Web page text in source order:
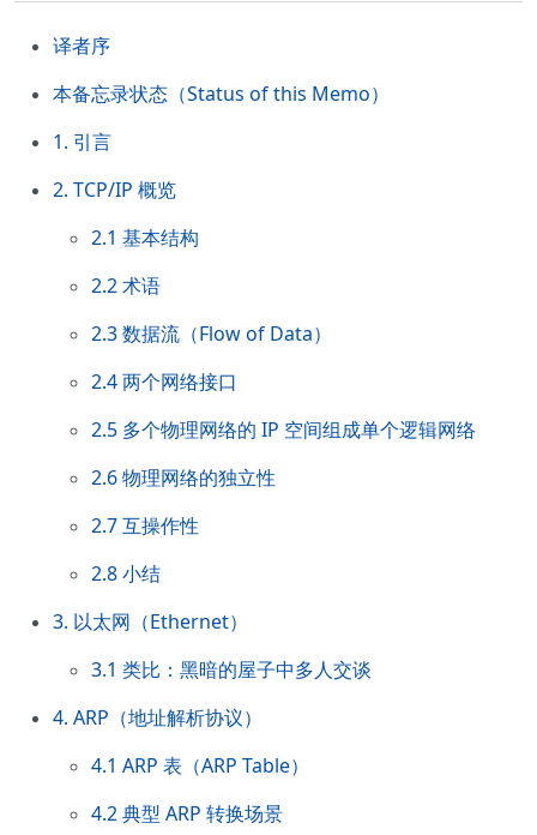
译者序
本备忘录状态（Status of this Memo）
1. 引言
2. TCP/IP 概览
2.1 基本结构
2.2 术语
2.3 数据流（Flow of Data）
2.4 两个网络接口
2.5 多个物理网络的 IP 空间组成单个逻辑网络
2.6 物理网络的独立性
2.7 互操作性
2.8 小结
3. 以太网（Ethernet）
3.1 类比：黑暗的屋子中多人交谈
4. ARP（地址解析协议）
4.1 ARP 表（ARP Table）
4.2 典型 ARP 转换场景